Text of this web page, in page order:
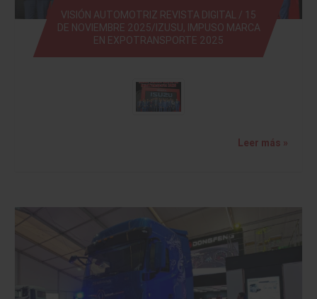
VISIÓN AUTOMOTRIZ REVISTA DIGITAL / 15
DE NOVIEMBRE 2025/IZUSU, IMPUSO MARCA
EN EXPOTRANSPORTE 2025
Leer más »